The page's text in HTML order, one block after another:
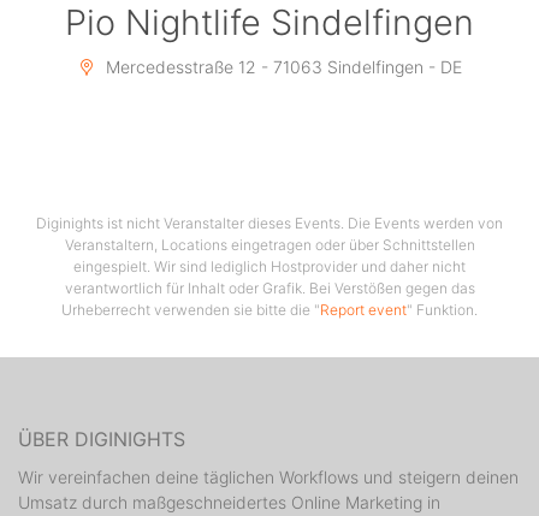
Pio Nightlife Sindelfingen
Mercedesstraße 12 - 71063 Sindelfingen - DE
Diginights ist nicht Veranstalter dieses Events. Die Events werden von
Veranstaltern, Locations eingetragen oder über Schnittstellen
eingespielt. Wir sind lediglich Hostprovider und daher nicht
verantwortlich für Inhalt oder Grafik. Bei Verstößen gegen das
Urheberrecht verwenden sie bitte die "Report event" Funktion.
ÜBER DIGINIGHTS
Wir vereinfachen deine täglichen Workflows und steigern deinen
Umsatz durch maßgeschneidertes Online Marketing in